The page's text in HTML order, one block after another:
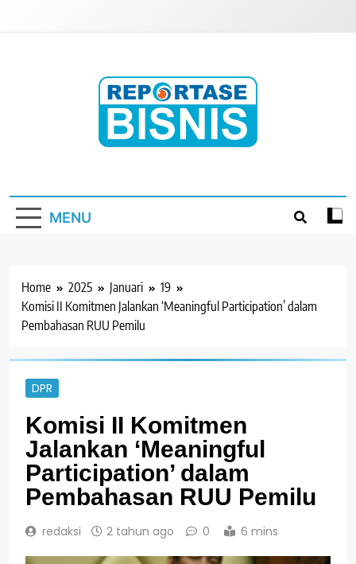
MENU
Home 2025 Januari
19
Komisi II Komitmen Jalankan ‘Meaningful Participation’ dalam
Pembahasan RUU Pemilu
DPR
Komisi II Komitmen
Jalankan ‘Meaningful
Participation’ dalam
Pembahasan RUU Pemilu
redaksi 2 tahun ago 0 6 mins